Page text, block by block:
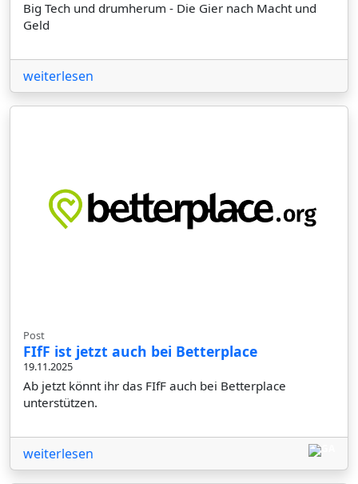
Big Tech und drumherum - Die Gier nach Macht und
Geld
weiterlesen
Post
FIfF ist jetzt auch bei Betterplace
19.11.2025
Ab jetzt könnt ihr das FIfF auch bei Betterplace
unterstützen.
weiterlesen